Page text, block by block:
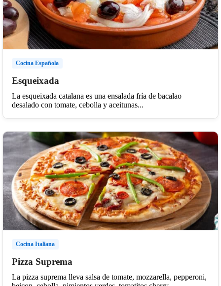
Cocina Española
Esqueixada
La esqueixada catalana es una ensalada fría de bacalao
desalado con tomate, cebolla y aceitunas...
Cocina Italiana
Pizza Suprema
La pizza suprema lleva salsa de tomate, mozzarella, pepperoni,